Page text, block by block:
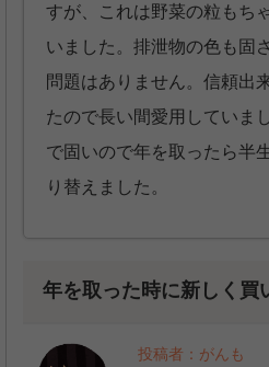
すが、これは野菜の粒もち
いました。排泄物の色も固
問題はありません。信頼出
たので長い間愛用していま
で固いので年を取ったら半
り替えました。
年を取った時に新しく買
投稿者：がんも